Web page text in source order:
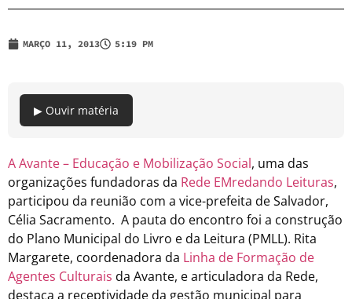
MARÇO 11, 2013 5:19 PM
▶ Ouvir matéria
A Avante – Educação e Mobilização Social, uma das
organizações fundadoras da Rede EMredando Leituras,
participou da reunião com a vice-prefeita de Salvador,
Célia Sacramento. A pauta do encontro foi a construção
do Plano Municipal do Livro e da Leitura (PMLL). Rita
Margarete, coordenadora da Linha de Formação de
Agentes Culturais da Avante, e articuladora da Rede,
destaca a receptividade da gestão municipal para